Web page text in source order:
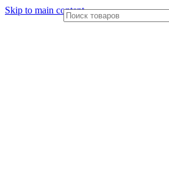
Skip to main content